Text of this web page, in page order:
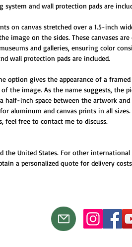
and wall protection pads are
on canvas stretched over a 1.5-inch
image on the sides. These canvases are
and galleries, ensuring color
wall protection pads are included.
option gives the appearance of a
the image. As the name suggests, the
half-inch space between the artwork
aluminum and canvas prints in all sizes.
feel free to contact me to discuss.
the United States. For other
a personalized quote for delivery